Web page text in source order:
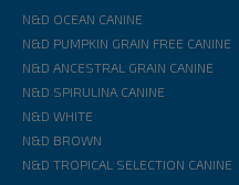
N&D OCEAN CANINE
N&D PUMPKIN GRAIN FREE CANINE
N&D ANCESTRAL GRAIN CANINE
N&D SPIRULINA CANINE
N&D WHITE
N&D BROWN
N&D TROPICAL SELECTION CANINE